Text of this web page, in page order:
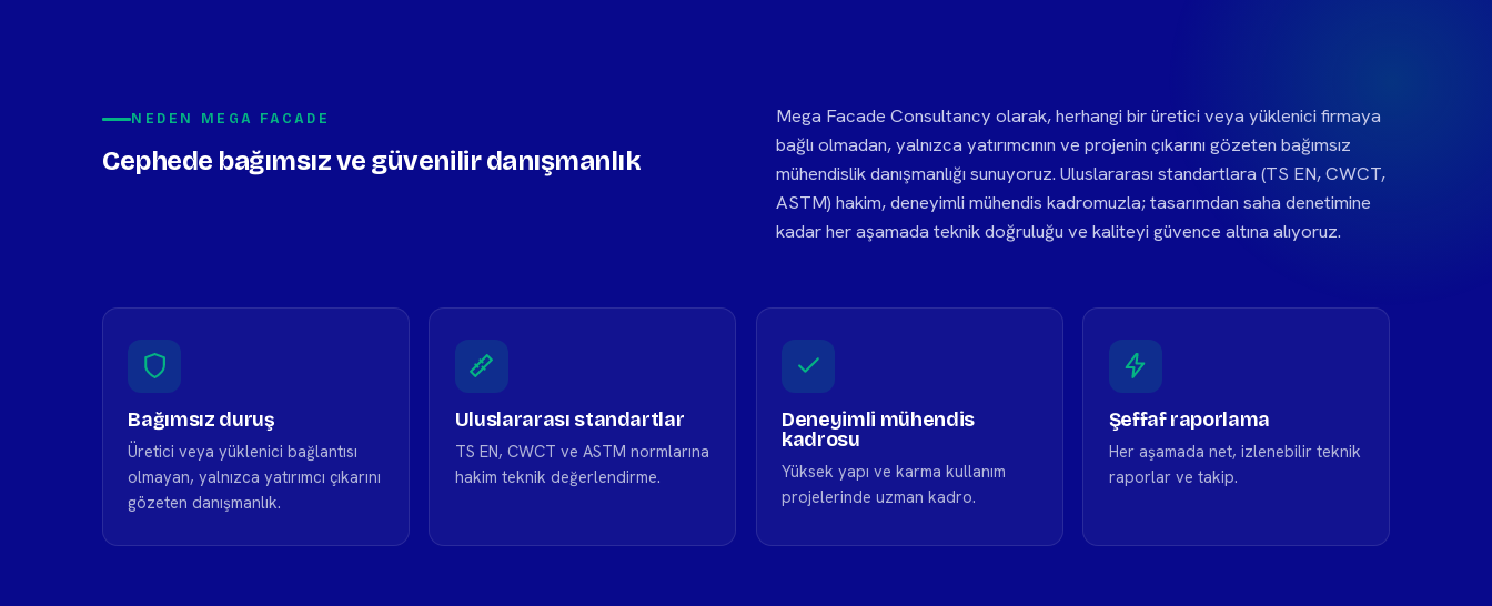
NEDEN MEGA FACADE
Cephede bağımsız ve güvenilir danışmanlık
Mega Facade Consultancy olarak, herhangi bir üretici veya yüklenici firmaya
bağlı olmadan, yalnızca yatırımcının ve projenin çıkarını gözeten bağımsız
mühendislik danışmanlığı sunuyoruz. Uluslararası standartlara (TS EN, CWCT,
ASTM) hakim, deneyimli mühendis kadromuzla; tasarımdan saha denetimine
kadar her aşamada teknik doğruluğu ve kaliteyi güvence altına alıyoruz.
Bağımsız duruş
Üretici veya yüklenici bağlantısı
olmayan, yalnızca yatırımcı çıkarını
gözeten danışmanlık.
Uluslararası standartlar
TS EN, CWCT ve ASTM normlarına
hakim teknik değerlendirme.
Deneyimli mühendis
kadrosu
Yüksek yapı ve karma kullanım
projelerinde uzman kadro.
Şeffaf raporlama
Her aşamada net, izlenebilir teknik
raporlar ve takip.